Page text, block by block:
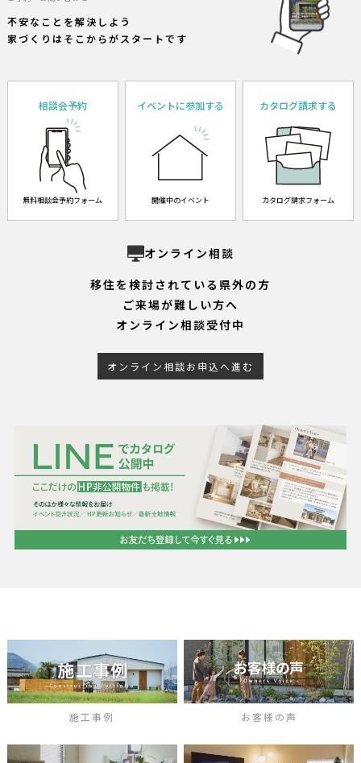
不安なことを解決しよう
家づくりはそこからがスタートです
相談会予約
無料相談会予約フォーム
イベントに参加する
開催中のイベント
カタログ請求する
カタログ請求フォーム
オンライン相談
移住を検討されている県外の方
ご来場が難しい方へ
オンライン相談受付中
オンライン相談お申込へ進む
施工事例 お客様の声